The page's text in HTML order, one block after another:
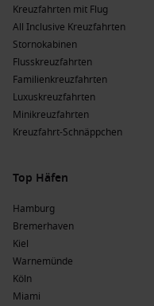
Kreuzfahrten mit Flug
All Inclusive Kreuzfahrten
Stornokabinen
Flusskreuzfahrten
Familienkreuzfahrten
Luxuskreuzfahrten
Minikreuzfahrten
Kreuzfahrt-Schnäppchen
Top Häfen
Hamburg
Bremerhaven
Kiel
Warnemünde
Köln
Miami